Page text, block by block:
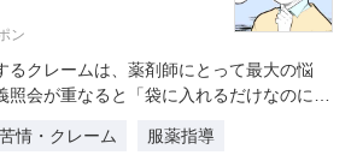
ン
るクレームは、薬剤師にとって最大の悩
会が重なると「袋に入れるだけなのにな
苦情・クレーム 服薬指導